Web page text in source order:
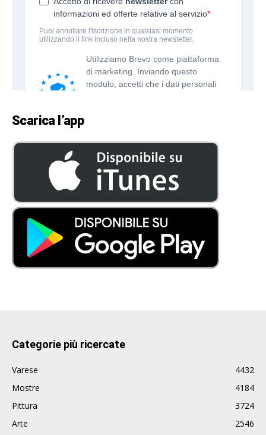
Scarica l’app
Categorie più ricercate
Varese
4432
Mostre
4184
Pittura
3724
Arte
2546